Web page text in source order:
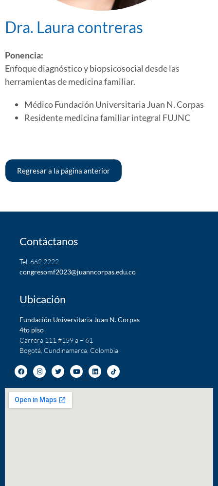
Dra. Laura contreras
Ponencia:
Enfoque diagnóstico y biopsicosocial desde las
herramientas de medicina familiar.
Médico Fundación Universitaria Juan N. Corpas
Residente medicina familiar integral FUJNC
Regresar a la página anterior
Contáctanos
Tel. 662 2222
congresomf2023@juanncorpas.edu.co
Ubicación
Fundación Universitaria Juan N. Corpas
4to piso
Carrera 111 #159 a – 61
Bogotá, Cundinamarca, Colombia